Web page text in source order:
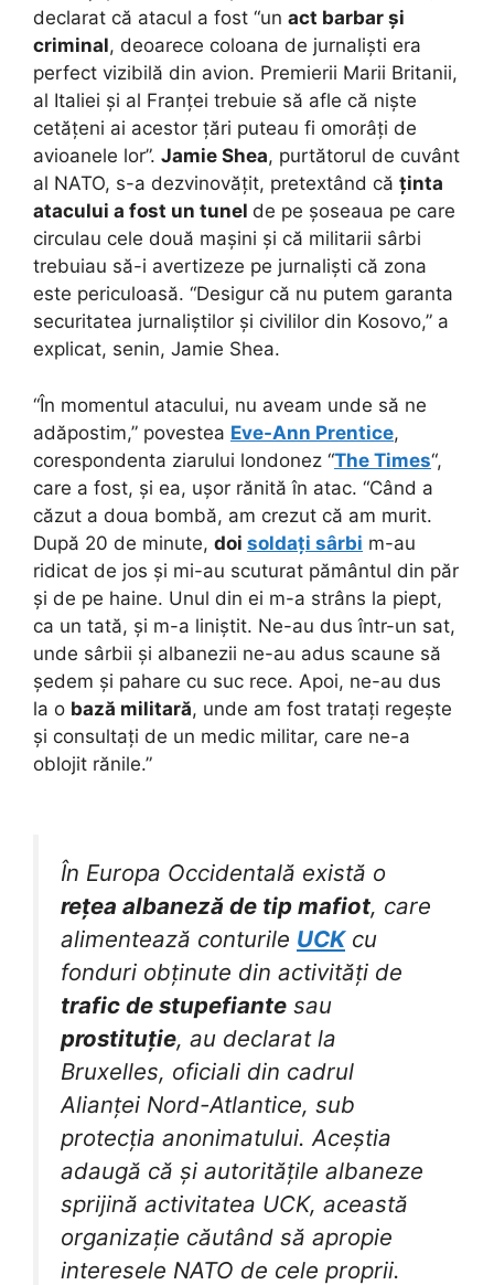
declarat că atacul a fost “un act barbar și
criminal, deoarece coloana de jurnaliști era
perfect vizibilă din avion. Premierii Marii Britanii,
al Italiei și al Franței trebuie să afle că niște
cetățeni ai acestor țări puteau fi omorâți de
avioanele lor”. Jamie Shea, purtătorul de cuvânt
al NATO, s-a dezvinovățit, pretextând că ținta
atacului a fost un tunel de pe șoseaua pe care
circulau cele două mașini și că militarii sârbi
trebuiau să-i avertizeze pe jurnaliști că zona
este periculoasă. “Desigur că nu putem garanta
securitatea jurnaliștilor și civililor din Kosovo,” a
explicat, senin, Jamie Shea.
“În momentul atacului, nu aveam unde să ne
adăpostim,” povestea Eve-Ann Prentice,
corespondenta ziarului londonez “The Times“,
care a fost, și ea, ușor rănită în atac. “Când a
căzut a doua bombă, am crezut că am murit.
După 20 de minute, doi soldați sârbi m-au
ridicat de jos și mi-au scuturat pământul din păr
și de pe haine. Unul din ei m-a strâns la piept,
ca un tată, și m-a liniștit. Ne-au dus într-un sat,
unde sârbii și albanezii ne-au adus scaune să
ședem și pahare cu suc rece. Apoi, ne-au dus
la o bază militară, unde am fost tratați regește
și consultați de un medic militar, care ne-a
oblojit rănile.”
În Europa Occidentală există o
rețea albaneză de tip mafiot, care
alimentează conturile UCKcu
fonduri obținute din activități de
trafic de stupefiante sau
prostituție, au declarat la
Bruxelles, oficiali din cadrul
Alianței Nord-Atlantice, sub
protecția anonimatului. Aceștia
adaugă că și autoritățile albaneze
sprijină activitatea UCK, această
organizație căutând să apropie
interesele NATO de cele proprii.